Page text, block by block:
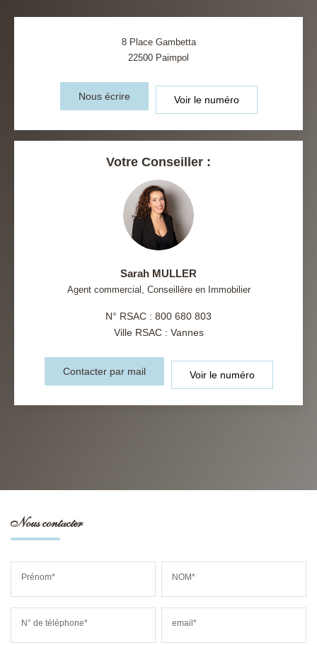
8 Place Gambetta
22500 Paimpol
Nous écrire Voir le numéro
Votre Conseiller :
Sarah MULLER
Agent commercial, Conseillère en Immobilier
N° RSAC : 800 680 803
Ville RSAC : Vannes
Contacter par mail Voir le numéro
Nous contacter
Prénom* NOM*
N° de téléphone* email*